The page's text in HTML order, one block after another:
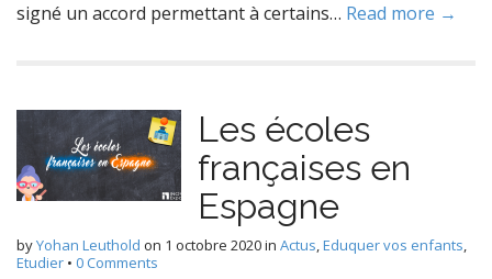
signé un accord permettant à certains… Read more →
Les écoles
françaises en
Espagne
byYohan Leuthold on 1 octobre 2020in Actus,Eduquer vos enfants,
Etudier • 0 Comments